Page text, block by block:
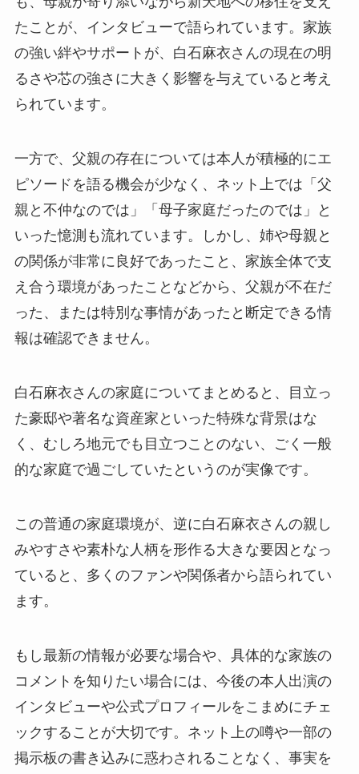
たことが、インタビューで語られています。家族
の強い絆やサポートが、白石麻衣さんの現在の明
るさや芯の強さに大きく影響を与えていると考え
られています。
一方で、父親の存在については本人が積極的にエ
ピソードを語る機会が少なく、ネット上では「父
親と不仲なのでは」「母子家庭だったのでは」と
いった憶測も流れています。しかし、姉や母親と
の関係が非常に良好であったこと、家族全体で支
え合う環境があったことなどから、父親が不在だ
った、または特別な事情があったと断定できる情
報は確認できません。
白石麻衣さんの家庭についてまとめると、目立っ
た豪邸や著名な資産家といった特殊な背景はな
く、むしろ地元でも目立つことのない、ごく一般
的な家庭で過ごしていたというのが実像です。
この普通の家庭環境が、逆に白石麻衣さんの親し
みやすさや素朴な人柄を形作る大きな要因となっ
ていると、多くのファンや関係者から語られてい
ます。
もし最新の情報が必要な場合や、具体的な家族の
コメントを知りたい場合には、今後の本人出演の
インタビューや公式プロフィールをこまめにチェ
ックすることが大切です。ネット上の噂や一部の
掲示板の書き込みに惑わされることなく、事実を